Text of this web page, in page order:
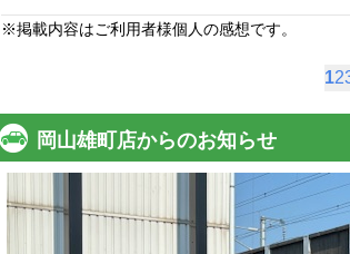
※掲載内容はご利用者様個人の感想です。
12
岡山雄町店からのお知らせ